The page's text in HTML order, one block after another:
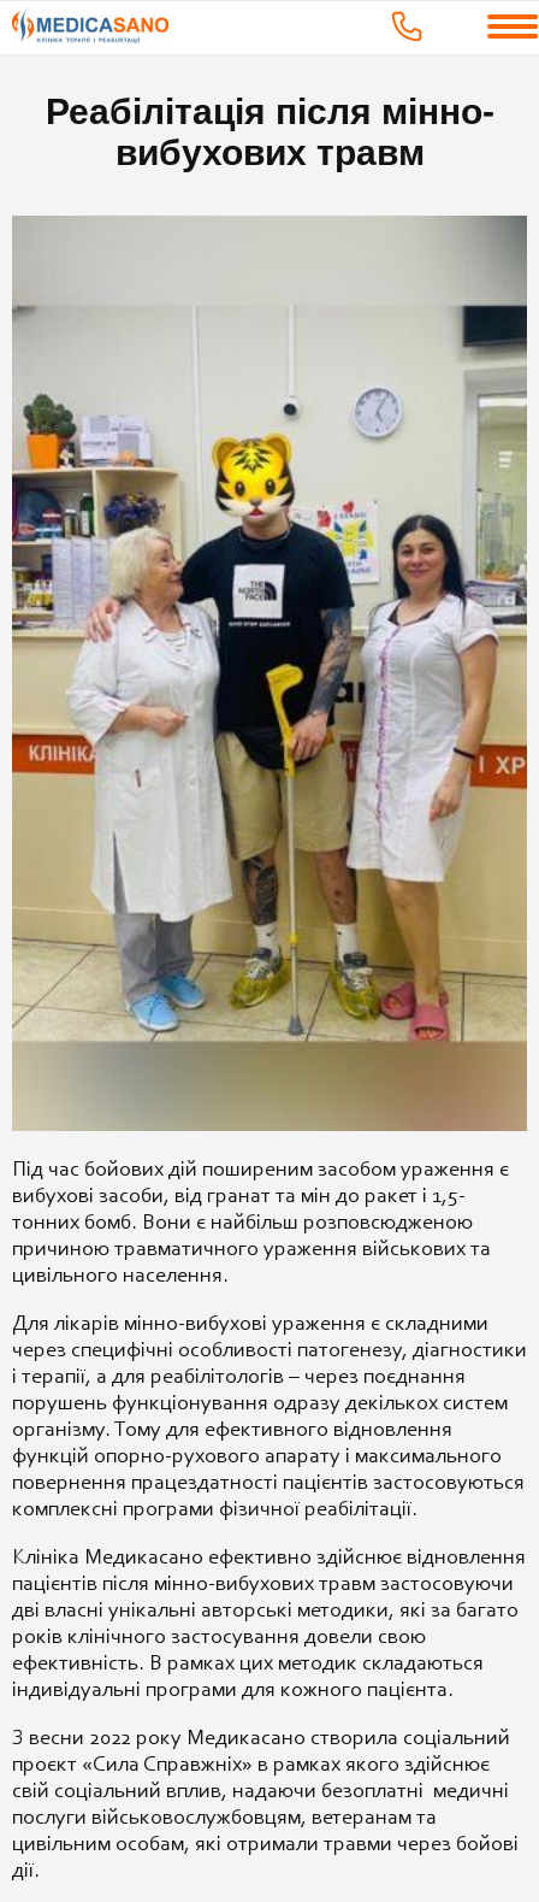
Реабілітація після мінно-
вибухових травм
Під час бойових дій поширеним засобом ураження є
вибухові засоби, від гранат та мін до ракет і 1,5-
тонних бомб. Вони є найбільш розповсюдженою
причиною травматичного ураження військових та
цивільного населення.
Для лікарів мінно-вибухові ураження є складними
через специфічні особливості патогенезу, діагностики
і терапії, а для реабілітологів – через поєднання
порушень функціонування одразу декількох систем
організму. Тому для ефективного відновлення
функцій опорно-рухового апарату і максимального
повернення працездатності пацієнтів застосовуються
комплексні програми фізичної реабілітації.
Клініка Медикасано ефективно здійснює відновлення
пацієнтів після мінно-вибухових травм застосовуючи
дві власні унікальні авторські методики, які за багато
років клінічного застосування довели свою
ефективність. В рамках цих методик складаються
індивідуальні програми для кожного пацієнта.
З весни 2022 року Медикасано створила соціальний
проєкт «Сила Справжніх» в рамках якого здійснює
свій соціальний вплив, надаючи безоплатні медичні
послуги військовослужбовцям, ветеранам та
цивільним особам, які отримали травми через бойові
дії.